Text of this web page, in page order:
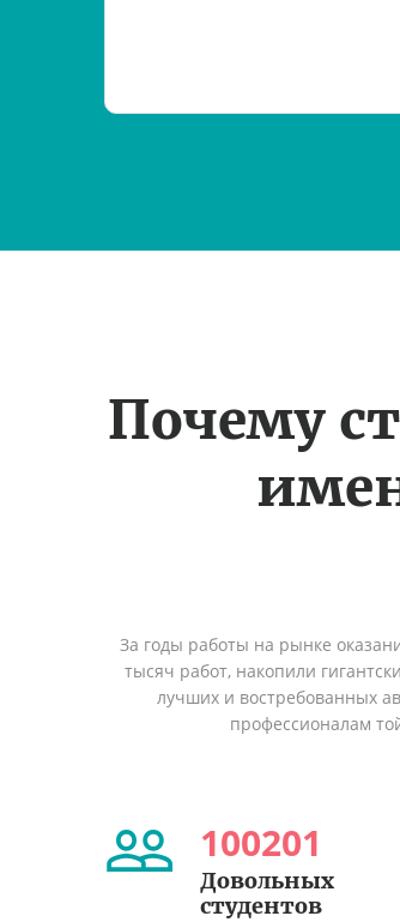
Почему
За годы работы на рынке
тысяч работ, накопили
лучших и востребованных
профессионалам
100201
Довольных
студентов